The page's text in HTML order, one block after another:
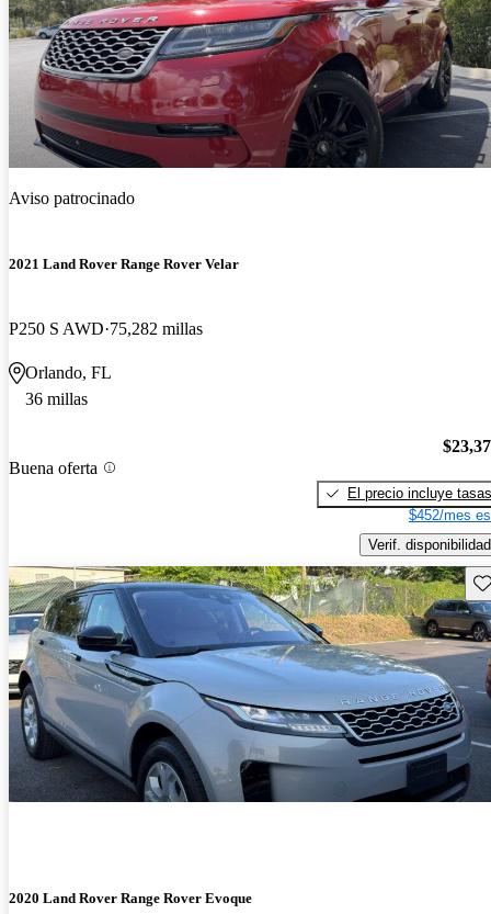
Aviso patrocinado
2021 Land Rover Range Rover Velar
P250 S AWD 75,282 millas
Orlando, FL
36 millas
Buena oferta
El precio incluye tasas
$452/mes
Verif. disponibilidad
2020 Land Rover Range Rover Evoque